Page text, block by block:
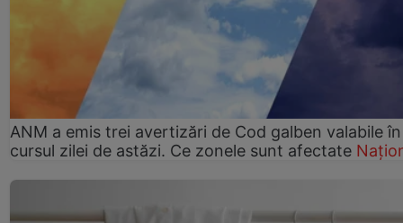
ANM a emis trei avertizări de Cod galben valabile în
cursul zilei de astăzi. Ce zonele sunt afectate